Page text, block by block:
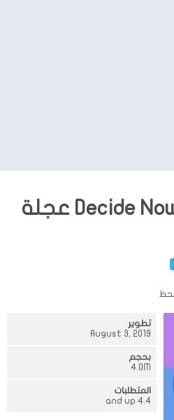
تحميل تطبيق Decide Now عجلة
تطوير
August 3, 2019
بحجم
4.0M
المتطلبات
4.4 and up